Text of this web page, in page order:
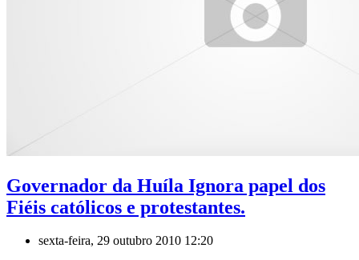
Governador da Huíla Ignora papel dos
Fiéis católicos e protestantes.
sexta-feira, 29 outubro 2010 12:20